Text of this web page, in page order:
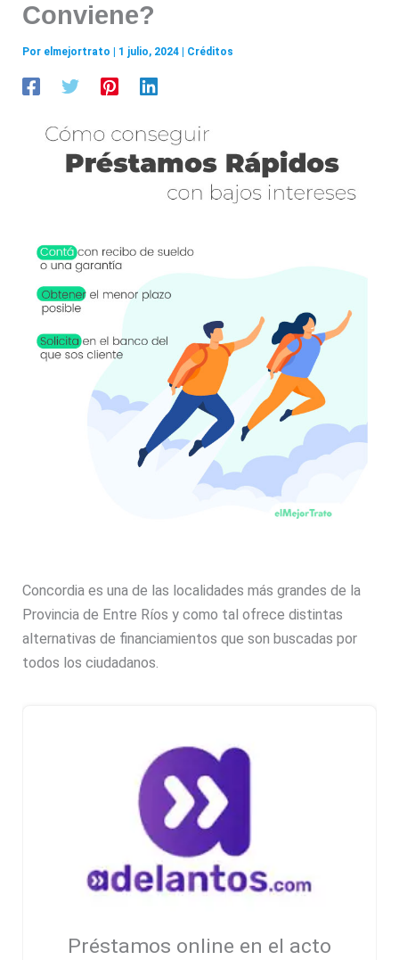
Conviene?
Por elmejortrato 1 julio, 2024 Créditos
Concordia es una de las localidades más grandes de la
Provincia de Entre Ríos y como tal ofrece distintas
alternativas de financiamientos que son buscadas por
todos los ciudadanos.
Préstamos online en el acto